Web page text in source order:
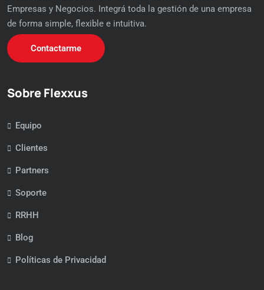
Empresas y Negocios. Integrá toda la gestión de una empresa
de forma simple, flexible e intuitiva.
Contactarme
Sobre Flexxus
Equipo
Clientes
Partners
Soporte
RRHH
Blog
Políticas de Privacidad